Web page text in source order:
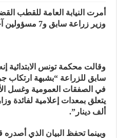
أمرت النيابة العامة للقطب
وزير زراعة سابق و7 مسؤولين آخرين بتهم فساد مالي.
وقالت محكمة تونس الابتدائية
سابق للزراعة “بشبهة ارتكاب
في الصفقات العمومية وغسل
ألف دينار”.
وبينما تحفظ البيان الذي